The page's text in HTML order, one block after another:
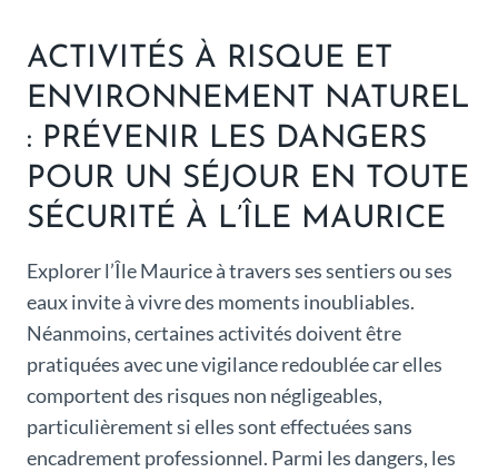
ACTIVITÉS À RISQUE ET
ENVIRONNEMENT NATUREL
: PRÉVENIR LES DANGERS
POUR UN SÉJOUR EN TOUTE
SÉCURITÉ À L’ÎLE MAURICE
Explorer l’Île Maurice à travers ses sentiers ou ses
eaux invite à vivre des moments inoubliables.
Néanmoins, certaines activités doivent être
pratiquées avec une vigilance redoublée car elles
comportent des risques non négligeables,
particulièrement si elles sont effectuées sans
encadrement professionnel. Parmi les dangers, les